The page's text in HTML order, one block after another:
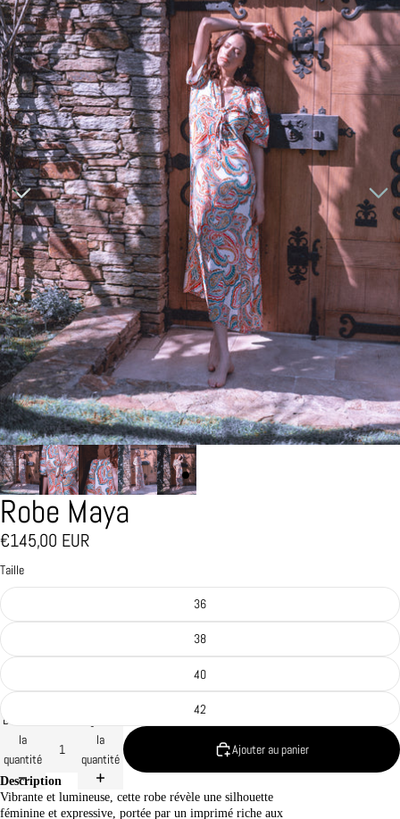
Robe Maya
€145,00 EUR
Taille
36
38
40
42
Diminuer
la
quantité
la
quantité
Ajouter au panier
Description
Vibrante et lumineuse, cette robe révèle une silhouette
féminine et expressive, portée par un imprimé riche aux